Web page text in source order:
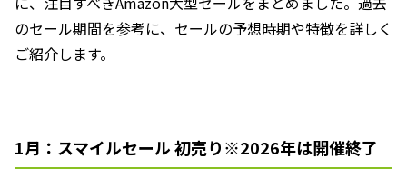
のセール期間を参考に、セールの予想時期や特徴を詳しく
ご紹介します。
1月：スマイルセール 初売り※2026年は開催終了